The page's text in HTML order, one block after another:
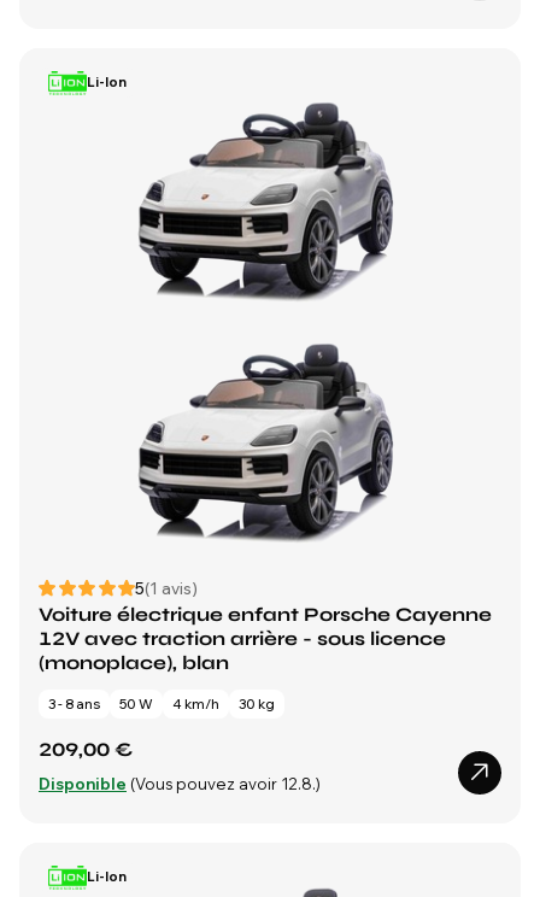
Li-Ion
5(1 avis)
Voiture électrique enfant Porsche Cayenne
12V avec traction arrière - sous licence
(monoplace), blan
3 - 8 ans 50 W 4 km/h 30 kg
209,00 €
Disponible (Vous pouvez avoir 12.8.)
Li-Ion